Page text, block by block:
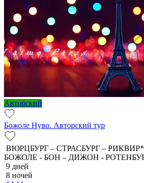
Авторский
Божоле Нуво. Авторский тур
ВЮРЦБУРГ – СТРАСБУРГ –
БОЖОЛЕ - БОН – ДИЖОН -
9 дней
8 ночей